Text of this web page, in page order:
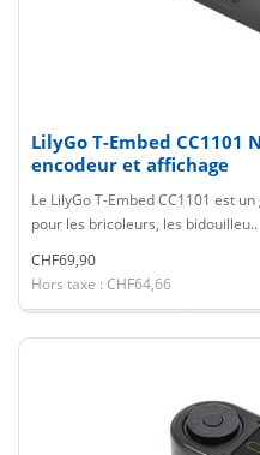
LilyGo T-Embed CC1101
encodeur et affichage
Le LilyGo T-Embed CC1101 est
pour les bricoleurs, les bidouilleu..
CHF69,90
Hors taxe : CHF64,66